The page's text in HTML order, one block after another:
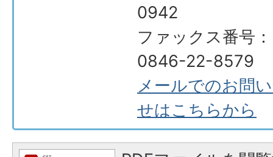
0942
ファックス番号：
0846-22-8579
メールでのお問
せはこちらから